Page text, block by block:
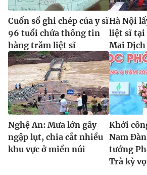
Cuốn sổ ghi chép của y sĩ
96 tuổi chứa thông tin
hàng trăm liệt sĩ
Hà Nội
liệt sĩ tại
Mai Dịch
Nghệ An: Mưa lớn gây
ngập lụt, chia cắt nhiều
khu vực ở miền núi
Khởi
Nam
tướng
Trà kỳ